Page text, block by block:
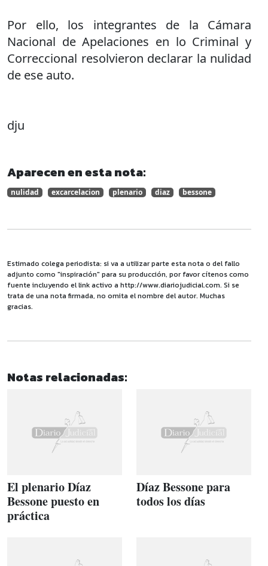
Por ello, los integrantes de la Cámara
Nacional de Apelaciones en lo Criminal y
Correccional resolvieron declarar la nulidad
de ese auto.
dju
Aparecen en esta nota:
nulidad excarcelacion plenario diaz bessone
Estimado colega periodista: si va a utilizar parte esta nota o del fallo
adjunto como "inspiración" para su producción, por favor cítenos como
fuente incluyendo el link activo a http://www.diariojudicial.com. Si se
trata de una nota firmada, no omita el nombre del autor. Muchas
gracias.
Notas relacionadas:
El plenario Díaz
Bessone puesto en
práctica
Díaz Bessone para
todos los días